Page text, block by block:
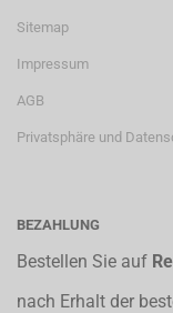
Sitemap
Impressum
AGB
Privatsphäre und
BEZAHLUNG
Bestellen Sie auf
nach Erhalt der